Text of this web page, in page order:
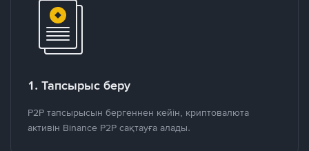
1. Тапсырыс беру
P2P тапсырысын бергеннен кейін, криптовалюта
активін Binance P2P сақтауға алады.